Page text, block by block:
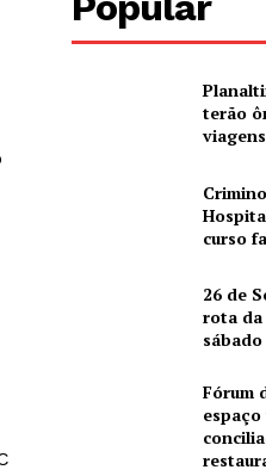
terão
curso
26 de
rota da
sábado
Fórum